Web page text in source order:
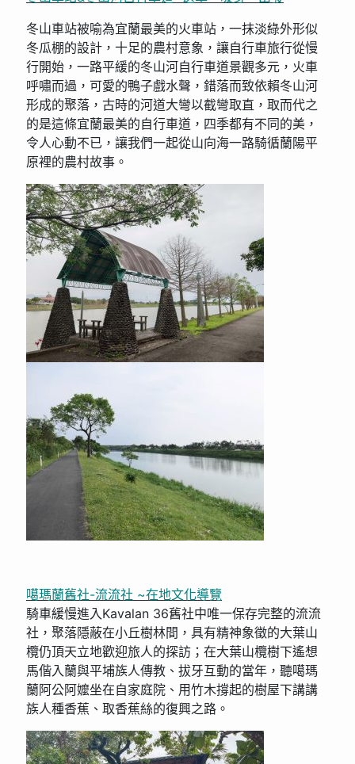
冬山車站被喻為宜蘭最美的火車站，一抹淡綠外形似
冬瓜棚的設計，十足的農村意象，讓自行車旅行從慢
行開始，一路平緩的冬山河自行車道景觀多元，火車
呼嘯而過，可愛的鴨子戲水聲，錯落而致依賴冬山河
形成的聚落，古時的河道大彎以截彎取直，取而代之
的是這條宜蘭最美的自行車道，四季都有不同的美，
令人心動不已，讓我們一起從山向海一路騎循蘭陽平
原裡的農村故事。
噶瑪蘭舊社-流流社 ~在地文化導覽
騎車緩慢進入Kavalan 36舊社中唯一保存完整的流流
社，聚落隱蔽在小丘樹林間，具有精神象徵的大葉山
欖仍頂天立地歡迎旅人的探訪；在大葉山欖樹下遙想
馬偕入蘭與平埔族人傳教、拔牙互動的當年，聽噶瑪
蘭阿公阿嬤坐在自家庭院、用竹木撐起的樹屋下講講
族人種香蕉、取香蕉絲的復興之路。